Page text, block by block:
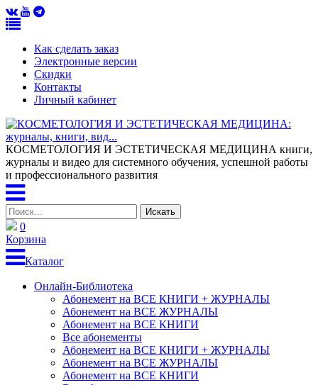
Как сделать заказ
Электронные версии
Скидки
Контакты
Личный кабинет
КОСМЕТОЛОГИЯ И ЭСТЕТИЧЕСКАЯ МЕДИЦИНА книги,
журналы и видео для системного обучения, успешной работы
и профессионального развития
0
Корзина
Каталог
Онлайн-Библиотека
Абонемент на ВСЕ КНИГИ + ЖУРНАЛЫ
Абонемент на ВСЕ ЖУРНАЛЫ
Абонемент на ВСЕ КНИГИ
Все абонементы
Абонемент на ВСЕ КНИГИ + ЖУРНАЛЫ
Абонемент на ВСЕ ЖУРНАЛЫ
Абонемент на ВСЕ КНИГИ